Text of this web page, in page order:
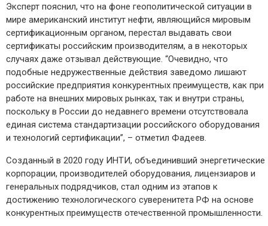
Эксперт пояснил, что на фоне геополитической ситуации в
мире американский институт нефти, являющийся мировым
сертификационным органом, перестал выдавать свои
сертификаты российским производителям, а в некоторых
случаях даже отзывал действующие. “Очевидно, что
подобные недружественные действия заведомо лишают
российские предприятия конкурентных преимуществ, как при
работе на внешних мировых рынках, так и внутри страны,
поскольку в России до недавнего времени отсутствовала
единая система стандартизации российского оборудования
и технологий сертификации”, – отметил Фадеев.
Созданный в 2020 году ИНТИ, объединивший энергетические
корпорации, производителей оборудования, лицензиаров и
генеральных подрядчиков, стал одним из этапов к
достижению технологического суверенитета РФ на основе
конкурентных преимуществ отечественной промышленности.